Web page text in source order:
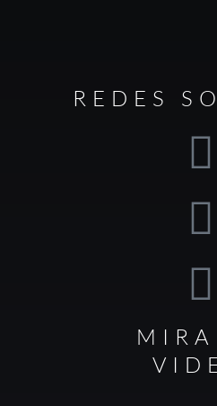
REDES
MIRA